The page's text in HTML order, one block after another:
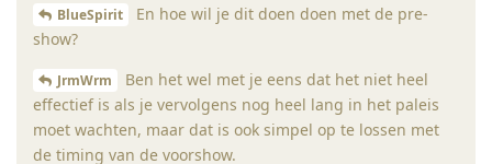
BlueSpirit
En hoe wil je dit doen doen met de pre-
show?
JrmWrm
Ben het wel met je eens dat het niet heel
effectief is als je vervolgens nog heel lang in het paleis
moet wachten, maar dat is ook simpel op te lossen met
de timing van de voorshow.